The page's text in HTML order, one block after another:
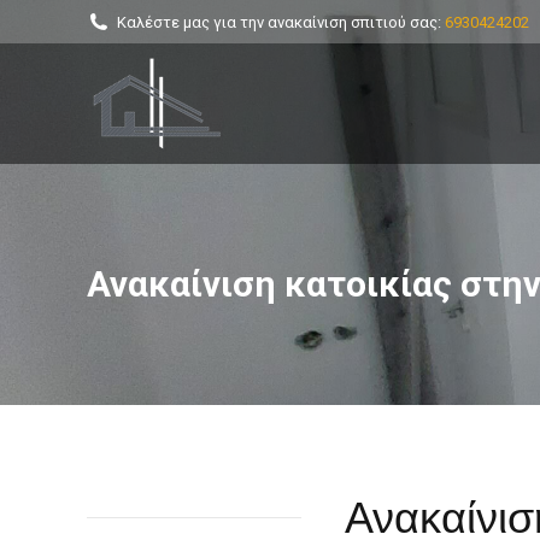
Καλέστε μας για την ανακαίνιση σπιτιού σας: 6930424202
Ανακαίνιση κατοικίας
You are here: